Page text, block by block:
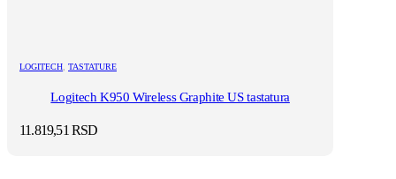
LOGITECH TASTATURE
Logitech K950 Wireless Graphite US tastatura
11.819,51RSD